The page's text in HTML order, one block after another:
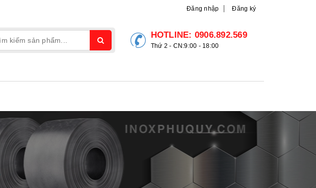
Đăng nhập Đăng ký
HOTLINE: 0906.892.569
Thứ 2 - CN:9:00 - 18:00